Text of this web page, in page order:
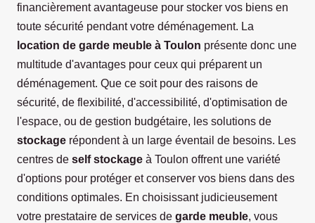
financièrement avantageuse pour stocker vos biens en
toute sécurité pendant votre déménagement. La
location de garde meuble à Toulon présente donc une
multitude d'avantages pour ceux qui préparent un
déménagement. Que ce soit pour des raisons de
sécurité, de flexibilité, d'accessibilité, d'optimisation de
l'espace, ou de gestion budgétaire, les solutions de
stockage répondent à un large éventail de besoins. Les
centres de self stockage à Toulon offrent une variété
d'options pour protéger et conserver vos biens dans des
conditions optimales. En choisissant judicieusement
votre prestataire de services de garde meuble, vous